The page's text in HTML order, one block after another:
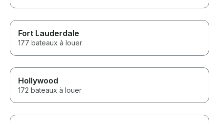
Fort Lauderdale
177 bateaux à louer
Hollywood
172 bateaux à louer